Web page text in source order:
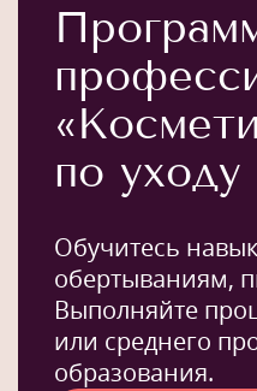
по уходу
Обучитесь
обертываниям,
Выполняйте
или среднего
образования.